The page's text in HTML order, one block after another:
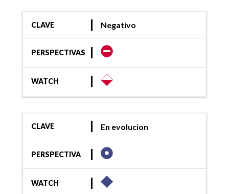
CLAVE Negativo
PERSPECTIVAS
WATCH
CLAVE En evolucion
PERSPECTIVA
WATCH